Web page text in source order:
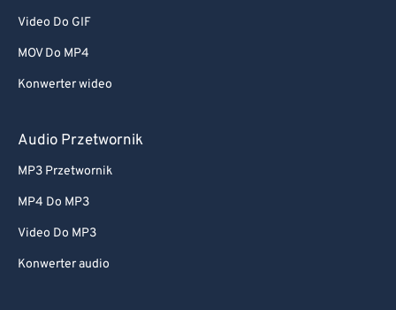
Video Do GIF
MOV Do MP4
Konwerter wideo
Audio Przetwornik
MP3 Przetwornik
MP4 Do MP3
Video Do MP3
Konwerter audio